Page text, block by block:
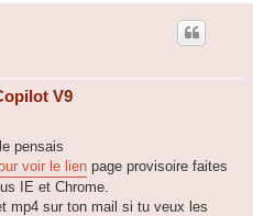
V9
pensais
voir le lien page provisoire faites
IE et Chrome.
mp4 sur ton mail si tu veux les